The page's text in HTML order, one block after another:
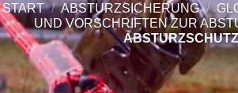
START / ABSTURZSICHERUNG /
UND VORSCHRIFTEN ZUR